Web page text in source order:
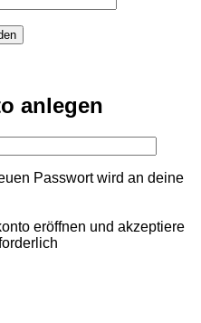
anlegen
Passwort wird an deine
eröffnen und akzeptiere